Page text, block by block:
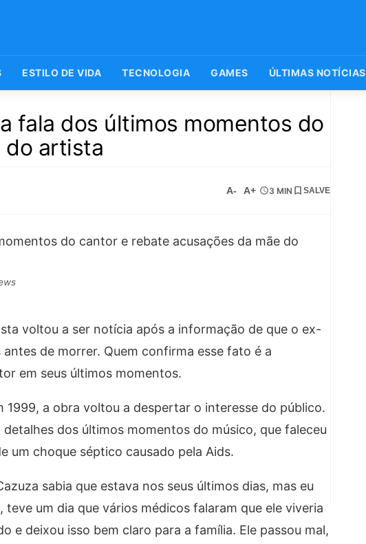
ESTILO DE VIDA TECNOLOGIA GAMES ÚLTIMAS NOTÍCIAS
fala dos últimos momentos do
do artista
A- A+ 3 MIN SALVE
voltou a ser notícia após a informação de que o ex-
de morrer. Quem confirma esse fato é a
em seus últimos momentos.
1999, a obra voltou a despertar o interesse do público.
dos últimos momentos do músico, que faleceu
um choque séptico causado pela Aids.
sabia que estava nos seus últimos dias, mas eu
um dia que vários médicos falaram que ele viveria
e deixou isso bem claro para a família. Ele passou mal,